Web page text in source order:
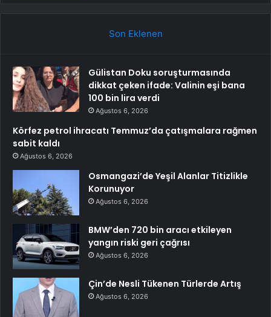
Son Eklenen
Gülistan Doku soruşturmasında
dikkat çeken ifade: Valinin eşi bana
100 bin lira verdi
Ağustos 6, 2026
Körfez petrol ihracatı Temmuz’da çatışmalara rağmen
sabit kaldı
Ağustos 6, 2026
Osmangazi’de Yeşil Alanlar Titizlikle
Korunuyor
Ağustos 6, 2026
BMW’den 720 bin aracı etkileyen
yangın riski geri çağrısı
Ağustos 6, 2026
Çin’de Nesli Tükenen Türlerde Artış
Ağustos 6, 2026